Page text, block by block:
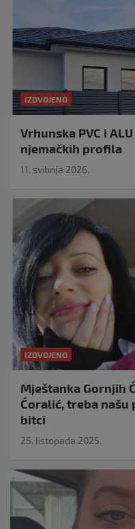
IZDVOJENO
Vrhunska PVC i
njemačkih profila
11. svibnja 2026.
IZDVOJENO
Mještanka Gornjih
Ćoralić, treba
bitci
25. listopada 2025.